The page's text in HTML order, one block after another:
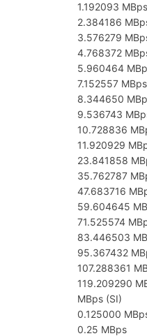
1.192093 MBps
2.384186
3.576279
4.768372
5.960464
7.152557 MBps
8.344650
9.536743
10.728836
11.920929
23.841858
35.762787
47.683716
59.604645
71.525574
83.446503
95.367432
107.288361
119.209290
MBps (SI)
0.125000
0.25 MBps